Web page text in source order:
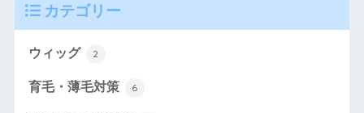
カテゴリー
ウィッグ 2
育毛・薄毛対策 6